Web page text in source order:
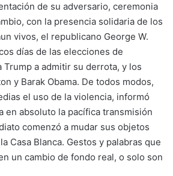
de su adversario, ceremonia
con la presencia solidaria de los
vivos, el republicano George W.
días de las elecciones de
a admitir su derrota, y los
y Barak Obama. De todos modos,
el uso de la violencia, informó
en absoluto la pacífica transmisión
comenzó a mudar sus objetos
Casa Blanca. Gestos y palabras que
un cambio de fondo real, o solo son